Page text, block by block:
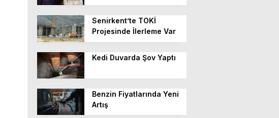
Senirkent’te TOKİ
Projesinde İlerleme Var
Kedi Duvarda Şov Yaptı
Benzin Fiyatlarında Yeni
Artış